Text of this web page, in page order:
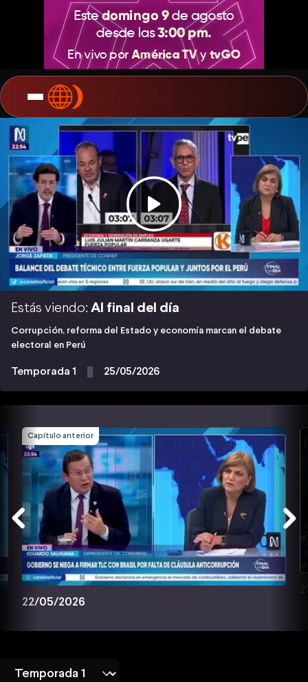
Estás viendo: Al final del día
Corrupción, reforma del Estado y economía marcan el debate
electoral en Perú
Temporada 1 25/05/2026
Capítulo anterior
22/05/2026